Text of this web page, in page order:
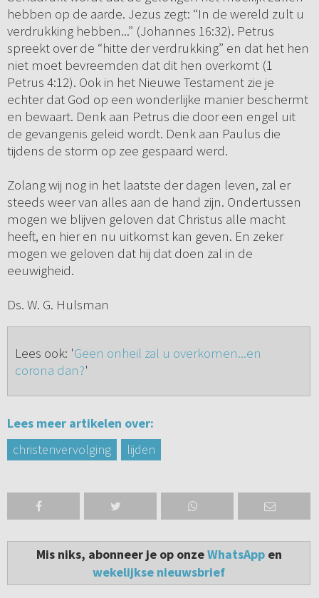
hebben op de aarde. Jezus zegt: “In de wereld zult u
verdrukking hebben...” (Johannes 16:32). Petrus
spreekt over de “hitte der verdrukking” en dat het hen
niet moet bevreemden dat dit hen overkomt (1
Petrus 4:12). Ook in het Nieuwe Testament zie je
echter dat God op een wonderlijke manier beschermt
en bewaart. Denk aan Petrus die door een engel uit
de gevangenis geleid wordt. Denk aan Paulus die
tijdens de storm op zee gespaard werd.
Zolang wij nog in het laatste der dagen leven, zal er
steeds weer van alles aan de hand zijn. Ondertussen
mogen we blijven geloven dat Christus alle macht
heeft, en hier en nu uitkomst kan geven. En zeker
mogen we geloven dat hij dat doen zal in de
eeuwigheid.
Ds. W. G. Hulsman
Lees ook: 'Geen onheil zal u overkomen...en
corona dan?'
Lees meer artikelen over:
christenvervolging
lijden
Mis niks, abonneer je op onzeWhatsAppen
wekelijkse nieuwsbrief